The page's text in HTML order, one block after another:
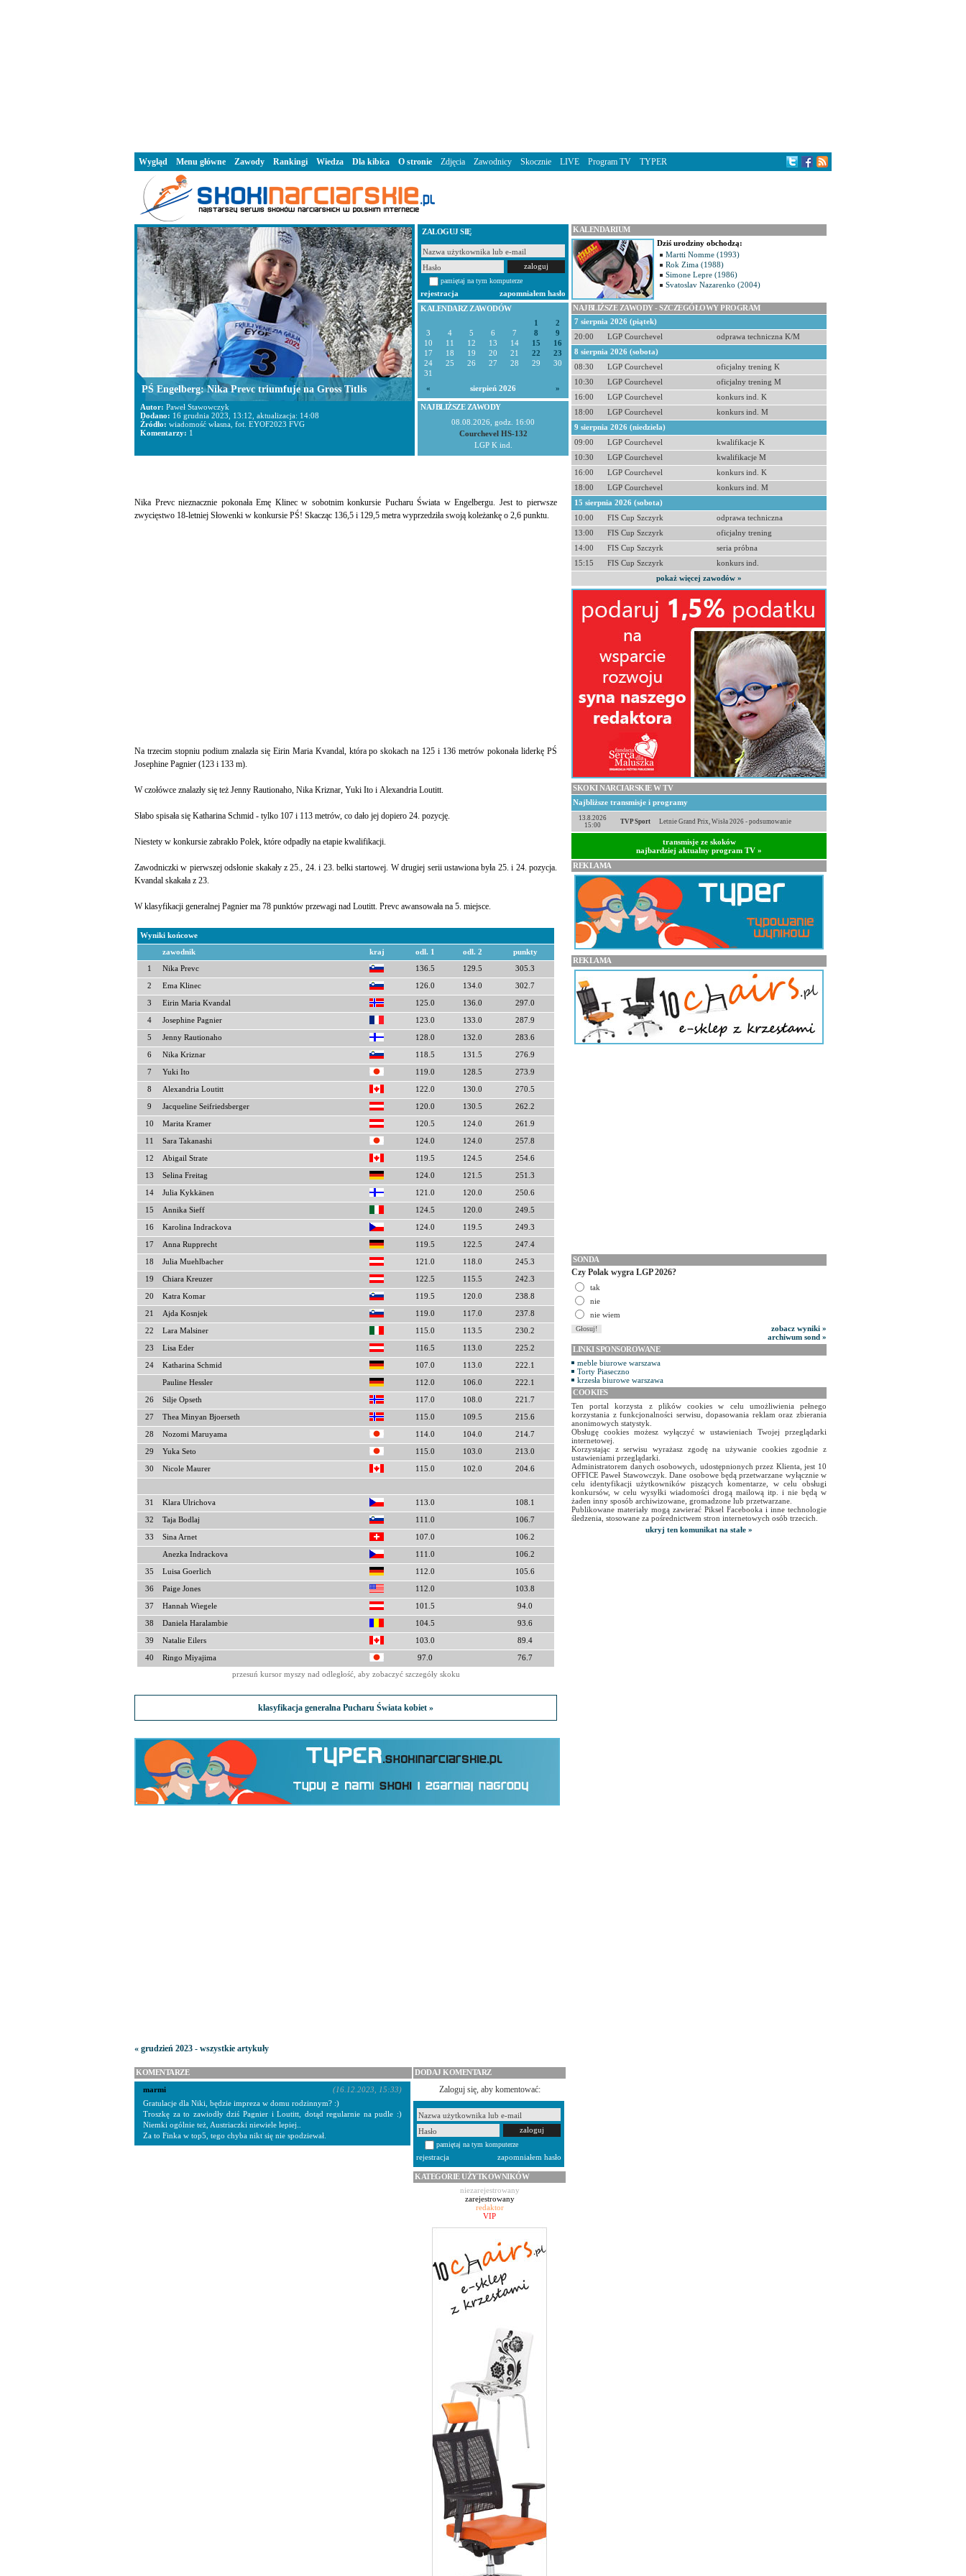
ZALOGUJ SIĘ
pamiętaj na tym komputerze
rejestracja
zapomniałem hasło
KALENDARZ ZAWODÓW
1
2
3
4 5 6 7 8
9
10
11 12 13 14 15
16
17
18 19 20 21 22
23
24
25 26 27 28 29
30
31
«
sierpień 2026 »
NAJBLIŻSZE ZAWODY
08.08.2026, godz. 16:00
Courchevel HS-132
LGP K ind.
Nika Prevc nieznacznie pokonała Emę Klinec w sobotnim konkursie Pucharu Świata w Engelbergu. Jest to pierwsze
zwycięstwo 18-letniej Słowenki w konkursie PŚ! Skacząc 136,5 i 129,5 metra wyprzedziła swoją koleżankę o 2,6 punktu.
Na trzecim stopniu podium znalazła się Eirin Maria Kvandal, która po skokach na 125 i 136 metrów pokonała liderkę PŚ
Josephine Pagnier (123 i 133 m).
W czołówce znalazły się też Jenny Rautionaho, Nika Kriznar, Yuki Ito i Alexandria Loutitt.
Słabo spisała się Katharina Schmid - tylko 107 i 113 metrów, co dało jej dopiero 24. pozycję.
Niestety w konkursie zabrakło Polek, które odpadły na etapie kwalifikacji.
Zawodniczki w pierwszej odsłonie skakały z 25., 24. i 23. belki startowej. W drugiej serii ustawiona była 25. i 24. pozycja.
Kvandal skakała z 23.
W klasyfikacji generalnej Pagnier ma 78 punktów przewagi nad Loutitt. Prevc awansowała na 5. miejsce.
Wyniki końcowe
zawodnik kraj odl. 1 odl. 2 punkty
1 Nika Prevc 136.5 129.5 305.3
2 Ema Klinec 126.0 134.0 302.7
3 Eirin Maria Kvandal 125.0 136.0 297.0
4 Josephine Pagnier 123.0 133.0 287.9
5 Jenny Rautionaho 128.0 132.0 283.6
6 Nika Kriznar 118.5 131.5 276.9
7 Yuki Ito 119.0 128.5 273.9
8 Alexandria Loutitt 122.0 130.0 270.5
9 Jacqueline Seifriedsberger 120.0 130.5 262.2
10 Marita Kramer 120.5 124.0 261.9
11 Sara Takanashi 124.0 124.0 257.8
12 Abigail Strate 119.5 124.5 254.6
13 Selina Freitag 124.0 121.5 251.3
14 Julia Kykkänen 121.0 120.0 250.6
15 Annika Sieff 124.5 120.0 249.5
16 Karolina Indrackova 124.0 119.5 249.3
17 Anna Rupprecht 119.5 122.5 247.4
18 Julia Muehlbacher 121.0 118.0 245.3
19 Chiara Kreuzer 122.5 115.5 242.3
20 Katra Komar 119.5 120.0 238.8
21 Ajda Kosnjek 119.0 117.0 237.8
22 Lara Malsiner 115.0 113.5 230.2
23 Lisa Eder 116.5 113.0 225.2
24 Katharina Schmid 107.0 113.0 222.1
Pauline Hessler 112.0 106.0 222.1
26 Silje Opseth 117.0 108.0 221.7
27 Thea Minyan Bjoerseth 115.0 109.5 215.6
28 Nozomi Maruyama 114.0 104.0 214.7
29 Yuka Seto 115.0 103.0 213.0
30 Nicole Maurer 115.0 102.0 204.6
31 Klara Ulrichova 113.0 108.1
32 Taja Bodlaj 111.0 106.7
33 Sina Arnet 107.0 106.2
Anezka Indrackova 111.0 106.2
35 Luisa Goerlich 112.0 105.6
36 Paige Jones 112.0 103.8
37 Hannah Wiegele 101.5 94.0
38 Daniela Haralambie 104.5 93.6
39 Natalie Eilers 103.0 89.4
40 Ringo Miyajima 97.0 76.7
przesuń kursor myszy nad odległość, aby zobaczyć szczegóły skoku
klasyfikacja generalna Pucharu Świata kobiet »
« grudzień 2023 - wszystkie artykuły
KOMENTARZE
marmi
Gratulacje dla Niki, będzie impreza w domu rodzinnym? :)
Troszkę za to zawiodły dziś Pagnier i Loutitt, dotąd regularnie na pudle :)
Niemki ogólnie też, Austriaczki niewiele lepiej..
Za to Finka w top5, tego chyba nikt się nie spodziewał.
(16.12.2023, 15:33)
DODAJ KOMENTARZ
Zaloguj się, aby komentować:
pamiętaj na tym komputerze
rejestracja
zapomniałem hasło
KATEGORIE UŻYTKOWNIKÓW
niezarejestrowany
zarejestrowany
redaktor
VIP
PŚ Engelberg: Nika Prevc triumfuje na Gross Titlis
Autor: Paweł Stawowczyk
Dodano: 16 grudnia 2023, 13:12, aktualizacja: 14:08
Źródło: wiadomość własna, fot. EYOF2023 FVG
Komentarzy: 1
KALENDARIUM
Dziś urodziny obchodzą:
Martti Nomme (1993)
Rok Zima (1988)
Simone Lepre (1986)
Svatoslav Nazarenko (2004)
NAJBLIŻSZE ZAWODY - SZCZEGÓŁOWY PROGRAM
7 sierpnia 2026 (piątek)
20:00
LGP Courchevel
odprawa techniczna K/M
8 sierpnia 2026 (sobota)
08:30
LGP Courchevel
oficjalny trening K
10:30
LGP Courchevel
oficjalny trening M
16:00
LGP Courchevel
konkurs ind. K
18:00
LGP Courchevel
konkurs ind. M
9 sierpnia 2026 (niedziela)
09:00
LGP Courchevel
kwalifikacje K
10:30
LGP Courchevel
kwalifikacje M
16:00
LGP Courchevel
konkurs ind. K
18:00
LGP Courchevel
konkurs ind. M
15 sierpnia 2026 (sobota)
10:00
FIS Cup Szczyrk
odprawa techniczna
13:00
FIS Cup Szczyrk
oficjalny trening
14:00
FIS Cup Szczyrk
seria próbna
15:15
FIS Cup Szczyrk
konkurs ind.
pokaż więcej zawodów »
SKOKI NARCIARSKIE W TV
Najbliższe transmisje i programy
13.8.2026
15:00
TVP Sport Letnie Grand Prix, Wisła 2026 - podsumowanie
transmisje ze skoków
najbardziej aktualny program TV »
REKLAMA
REKLAMA
SONDA
Czy Polak wygra LGP 2026?
tak
nie
nie wiem
zobacz wyniki »
archiwum sond »
LINKI SPONSOROWANE
meble biurowe warszawa
Torty Piaseczno
krzesła biurowe warszawa
COOKIES
Ten portal korzysta z plików cookies w celu umożliwienia pełnego
korzystania z funkcjonalności serwisu, dopasowania reklam oraz zbierania
anonimowych statystyk.
Obsługę cookies możesz wyłączyć w ustawieniach Twojej przeglądarki
internetowej.
Korzystając z serwisu wyrażasz zgodę na używanie cookies zgodnie z
ustawieniami przeglądarki.
Administratorem danych osobowych, udostępnionych przez Klienta, jest 10
OFFICE Paweł Stawowczyk. Dane osobowe będą przetwarzane wyłącznie w
celu identyfikacji użytkowników piszących komentarze, w celu obsługi
konkursów, w celu wysyłki wiadomości drogą mailową itp. i nie będą w
żaden inny sposób archiwizowane, gromadzone lub przetwarzane.
Publikowane materiały mogą zawierać Piksel Facebooka i inne technologie
śledzenia, stosowane za pośrednictwem stron internetowych osób trzecich.
ukryj ten komunikat na stałe »
Wygląd Menu główne Zawody Rankingi Wiedza Dla kibica O stronie Zdjęcia Zawodnicy Skocznie LIVE Program TV TYPER